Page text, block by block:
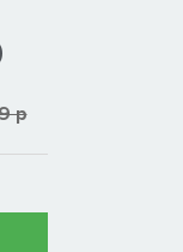
р